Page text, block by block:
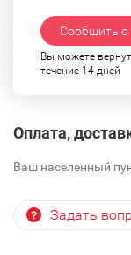
Сообщить о
Вы можете
течение 14 дней
Оплата,
Ваш населенный
Задать